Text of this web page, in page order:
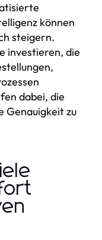
können
steigern.
investieren, die
dabei, die
Genauigkeit zu